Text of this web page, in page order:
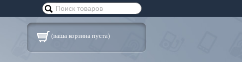
(ваша корзина пуста)